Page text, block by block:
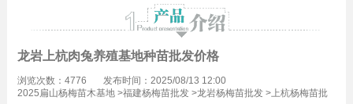
龙岩上杭肉兔养殖基地种苗批发价格
浏览次数：4776
发布时间：2025/08/13 12:00
2025扁山杨梅苗木基地>福建杨梅苗批发>龙岩杨梅苗批发>上杭杨梅苗批